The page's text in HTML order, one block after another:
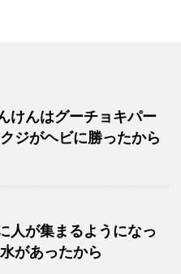
けんはグーチョキパー
ジがヘビに勝ったから
人が集まるようになっ
があったから